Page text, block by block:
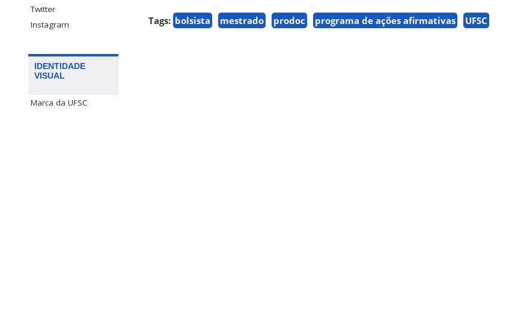
Twitter
Instagram
IDENTIDADE
VISUAL
Marca da UFSC
Tags: bolsista mestrado prodoc programa de ações afirmativas UFSC